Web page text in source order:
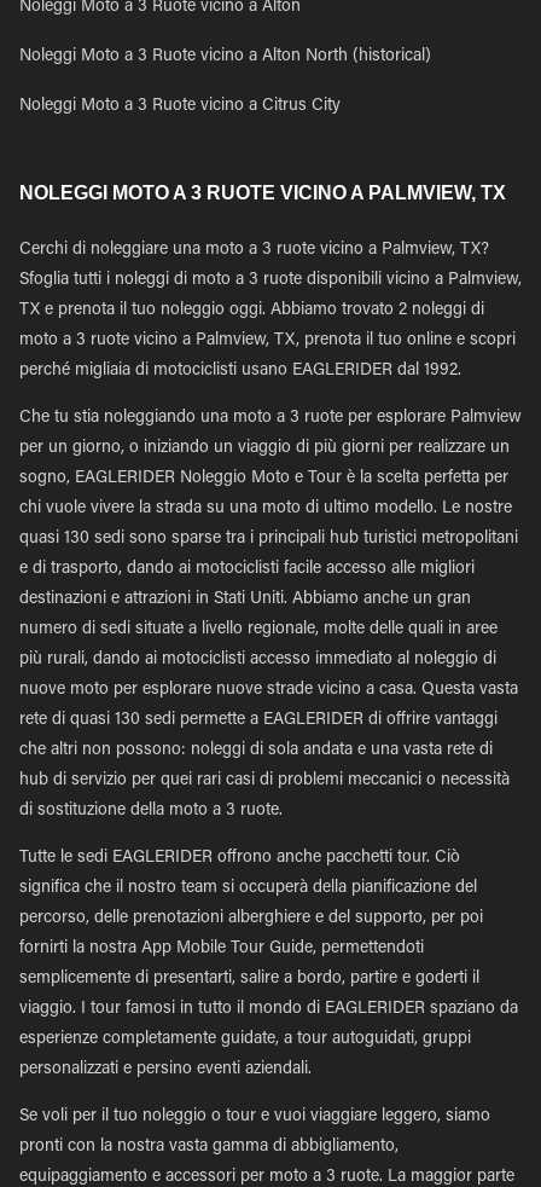
Noleggi Moto a 3 Ruote vicino a Alton
Noleggi Moto a 3 Ruote vicino a Alton North (historical)
Noleggi Moto a 3 Ruote vicino a Citrus City
NOLEGGI MOTO A 3 RUOTE VICINO A PALMVIEW, TX
Cerchi di noleggiare una moto a 3 ruote vicino a Palmview, TX?
Sfoglia tutti i noleggi di moto a 3 ruote disponibili vicino a Palmview,
TX e prenota il tuo noleggio oggi. Abbiamo trovato 2 noleggi di
moto a 3 ruote vicino a Palmview, TX, prenota il tuo online e scopri
perché migliaia di motociclisti usano EAGLERIDER dal 1992.
Che tu stia noleggiando una moto a 3 ruote per esplorare Palmview
per un giorno, o iniziando un viaggio di più giorni per realizzare un
sogno, EAGLERIDER Noleggio Moto e Tour è la scelta perfetta per
chi vuole vivere la strada su una moto di ultimo modello. Le nostre
quasi 130 sedi sono sparse tra i principali hub turistici metropolitani
e di trasporto, dando ai motociclisti facile accesso alle migliori
destinazioni e attrazioni in Stati Uniti. Abbiamo anche un gran
numero di sedi situate a livello regionale, molte delle quali in aree
più rurali, dando ai motociclisti accesso immediato al noleggio di
nuove moto per esplorare nuove strade vicino a casa. Questa vasta
rete di quasi 130 sedi permette a EAGLERIDER di offrire vantaggi
che altri non possono: noleggi di sola andata e una vasta rete di
hub di servizio per quei rari casi di problemi meccanici o necessità
di sostituzione della moto a 3 ruote.
Tutte le sedi EAGLERIDER offrono anche pacchetti tour. Ciò
significa che il nostro team si occuperà della pianificazione del
percorso, delle prenotazioni alberghiere e del supporto, per poi
fornirti la nostra App Mobile Tour Guide, permettendoti
semplicemente di presentarti, salire a bordo, partire e goderti il
viaggio. I tour famosi in tutto il mondo di EAGLERIDER spaziano da
esperienze completamente guidate, a tour autoguidati, gruppi
personalizzati e persino eventi aziendali.
Se voli per il tuo noleggio o tour e vuoi viaggiare leggero, siamo
pronti con la nostra vasta gamma di abbigliamento,
equipaggiamento e accessori per moto a 3 ruote. La maggior parte